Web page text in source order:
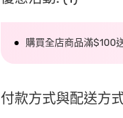
購買全店商品滿$100
付款方式與配送方